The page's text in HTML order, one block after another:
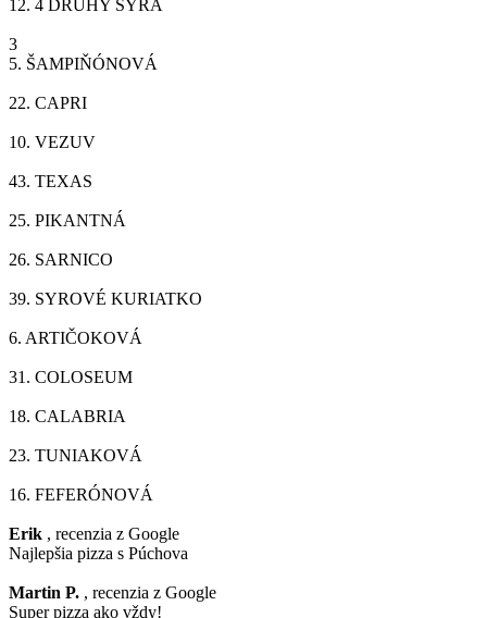
12. 4 DRUHY SYRA
3
5. ŠAMPIŇÓNOVÁ
22. CAPRI
10. VEZUV
43. TEXAS
25. PIKANTNÁ
26. SARNICO
39. SYROVÉ KURIATKO
6. ARTIČOKOVÁ
31. COLOSEUM
18. CALABRIA
23. TUNIAKOVÁ
16. FEFERÓNOVÁ
Erik , recenzia z Google
Najlepšia pizza s Púchova
Martin P. , recenzia z Google
Super pizza ako vždy!